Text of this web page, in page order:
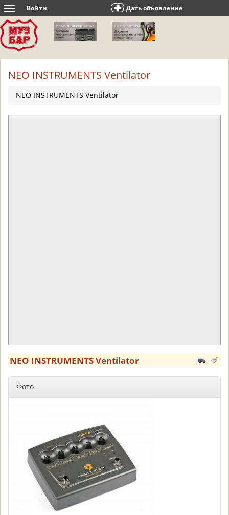
Toggle
navigation
Войти Дать объявление
NEO INSTRUMENTS Ventilator
NEO INSTRUMENTS Ventilator
NEO INSTRUMENTS Ventilator
Фото